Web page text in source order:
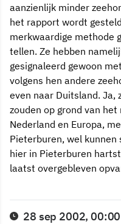
aanzienlijk minder
het rapport wordt
merkwaardige methode
tellen. Ze hebben
gesignaleerd gewoon
volgens hen andere
even naar Duitsland. Ja,
zouden op grond van
Nederland en Europa,
Pieterburen, wel
hier in Pieterburen
laatst overgebleven
28 sep 2002, 00:00